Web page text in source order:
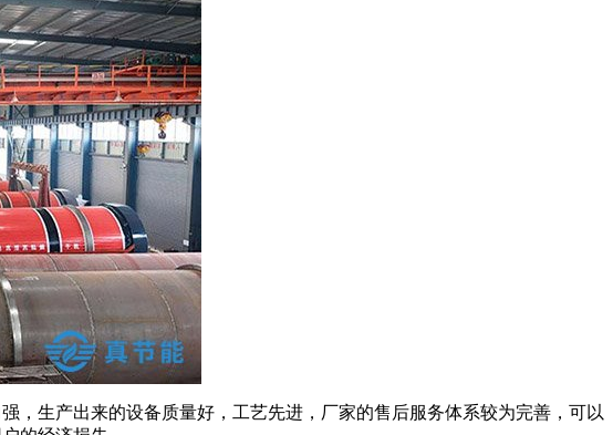
，生产出来的设备质量好，工艺先进，厂家的售后服务体系较为完善，可以